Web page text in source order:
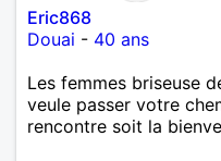
Eric868
Douai - 40 ans
Les femmes briseuse
veule passer votre
rencontre soit la